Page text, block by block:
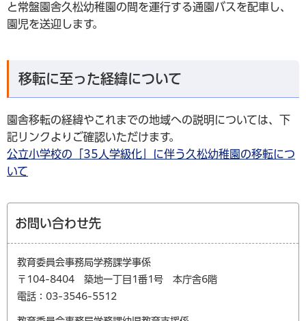
と常盤園舎久松幼稚園の間を運行する通園バスを配車し、
園児を送迎します。
移転に至った経緯について
園舎移転の経緯やこれまでの地域への説明については、下
記リンクよりご確認いただけます。
公立小学校の「35人学級化」に伴う久松幼稚園の移転につ
いて
お問い合わせ先
教育委員会事務局学務課学事係
〒104-8404 築地一丁目1番1号 本庁舎6階
電話：03-3546-5512